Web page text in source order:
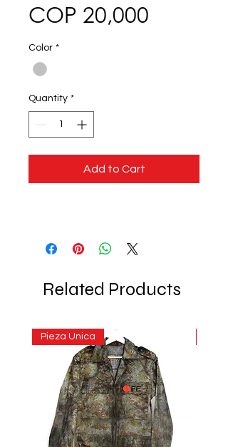
COP 20,000
Color *
Quantity *
Add to Cart
Related Products
Pieza Unica